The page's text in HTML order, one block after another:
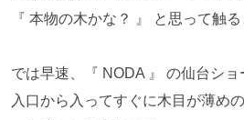
『 本物の木かな？ 』 と思って触
では早速、『 NODA 』 の仙台ショ
入口から入ってすぐに木目が薄め